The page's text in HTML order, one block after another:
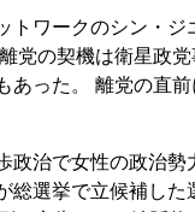
トワークのシン・
党の契機は衛星政
あった。 離党の直
政治で女性の政治勢
総選挙で立候補し